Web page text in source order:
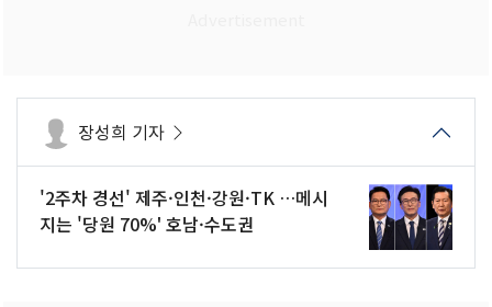
장성희 기자
'2주차 경선' 제주·인천·강원·TK …메시
지는 '당원 70%' 호남·수도권